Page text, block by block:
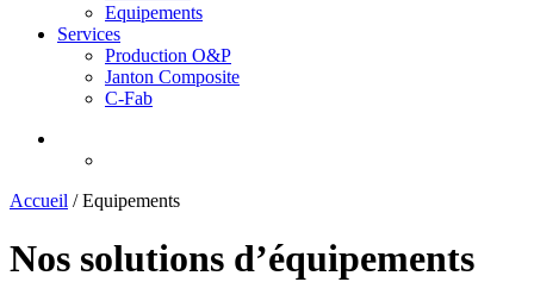
Equipements
Services
Production O&P
Janton Composite
C-Fab
Accueil /Equipements
Nos solutions d’équipements